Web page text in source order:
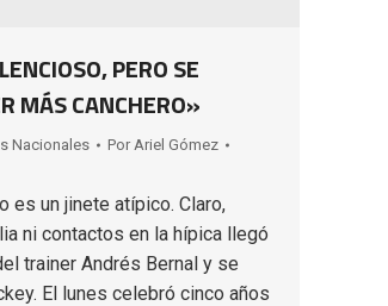
PERO SE
MÁS CANCHERO»
Nacionales Por Ariel Gómez
es un jinete atípico. Claro,
ni contactos en la hípica llegó
trainer Andrés Bernal y se
El lunes celebró cinco años